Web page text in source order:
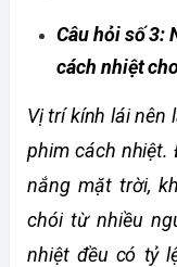
Câu hỏi số 3:
cách nhiệt
Vị trí kính lái nên
phim cách nhiệt.
nắng mặt trời,
chói từ nhiều
nhiệt đều có tỷ